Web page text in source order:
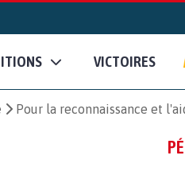
VICTOIRES
Pour la reconnaissance et